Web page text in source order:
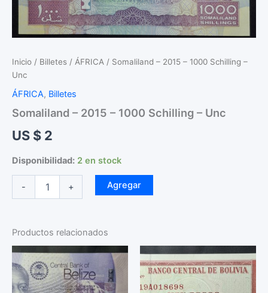
Inicio / Billetes / ÁFRICA / Somaliland – 2015 – 1000 Schilling –
Unc
ÁFRICA, Billetes
Somaliland – 2015 – 1000 Schilling – Unc
US $ 2
Disponibilidad: 2 en stock
-
1000
-
Unc
cantidad
+ Agregar
Productos relacionados